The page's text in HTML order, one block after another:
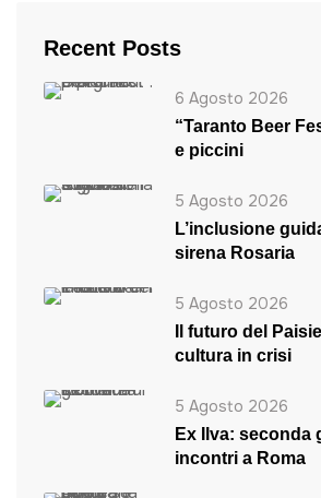
Recent Posts
6 Agosto 2026
“Taranto Beer
e piccini
5 Agosto 2026
L’inclusione
sirena Rosaria
5 Agosto 2026
Il futuro del
cultura in crisi
5 Agosto 2026
Ex Ilva: seconda
incontri a Roma